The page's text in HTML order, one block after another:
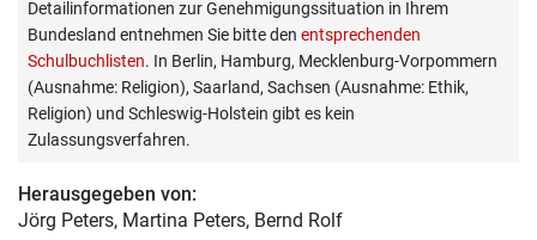
Detailinformationen zur Genehmigungssituation in Ihrem
Bundesland entnehmen Sie bitte den entsprechenden
Schulbuchlisten. In Berlin, Hamburg, Mecklenburg-Vorpommern
(Ausnahme: Religion), Saarland, Sachsen (Ausnahme: Ethik,
Religion) und Schleswig-Holstein gibt es kein
Zulassungsverfahren.
Herausgegeben von:
Jörg Peters, Martina Peters, Bernd Rolf